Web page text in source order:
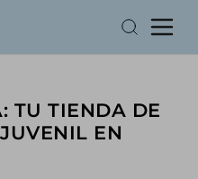
TU TIENDA DE
EN